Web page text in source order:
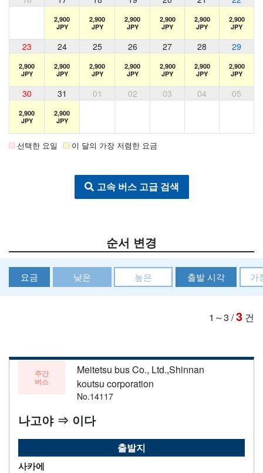
2,900
JPY
2,900
JPY
2,900
JPY
2,900
JPY
2,900
JPY
2,900
JPY
23 24 25 26 27 28 29
2,900
JPY
2,900
JPY
2,900
JPY
2,900
JPY
2,900
JPY
2,900
JPY
2,900
JPY
30 31 01 02 03 04 05
2,900
JPY
2,900
JPY
선택한 요일 이 달의 가장 저렴한 요금
고속 버스 고급 검색
순서 변경
요금 낮은 높은 출발 시각 가
1～3 /3 건
주간
버스
Meitetsu bus Co., Ltd.,Shinnan
koutsu corporation
No.14117
나고야 ⇒ 이다
출발지
사카에